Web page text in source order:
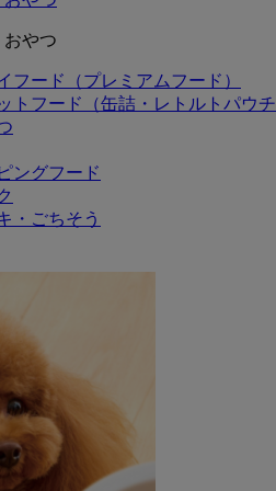
おやつ
フード（プレミアムフード）
トフード（缶詰・レトルトパウ
ングフード
・ごちそう